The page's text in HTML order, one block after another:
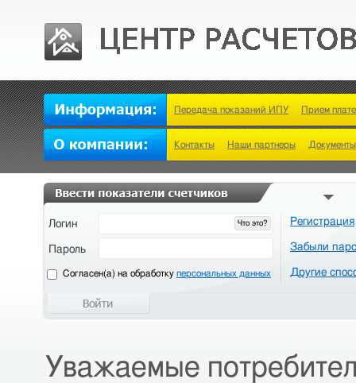
Контакты Наши партнеры Документы
Передача показаний ИПУ Прием
Что это?
Логин Регистрация
Забыли
Другие
Пароль
Cогласен(а) на обработку персональных данных
Уважаемые